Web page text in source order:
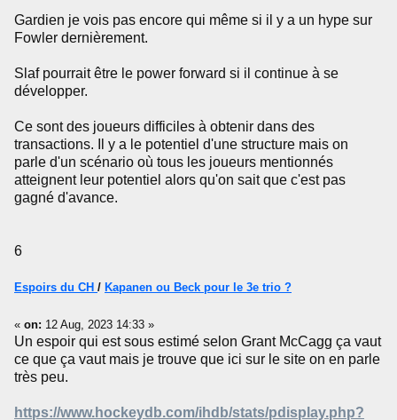
Gardien je vois pas encore qui même si il y a un hype sur
Fowler dernièrement.
Slaf pourrait être le power forward si il continue à se
développer.
Ce sont des joueurs difficiles à obtenir dans des
transactions. Il y a le potentiel d'une structure mais on
parle d'un scénario où tous les joueurs mentionnés
atteignent leur potentiel alors qu'on sait que c'est pas
gagné d'avance.
6
Espoirs du CH / Kapanen ou Beck pour le 3e trio ?
« on: 12 Aug, 2023 14:33 »
Un espoir qui est sous estimé selon Grant McCagg ça vaut
ce que ça vaut mais je trouve que ici sur le site on en parle
très peu.
https://www.hockeydb.com/ihdb/stats/pdisplay.php?